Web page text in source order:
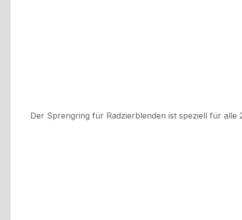
Der Sprengring für Radzierblenden ist speziell für